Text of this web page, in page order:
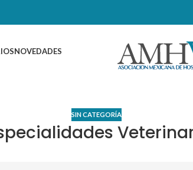
NOVEDADES
SIN CATEGORÍA